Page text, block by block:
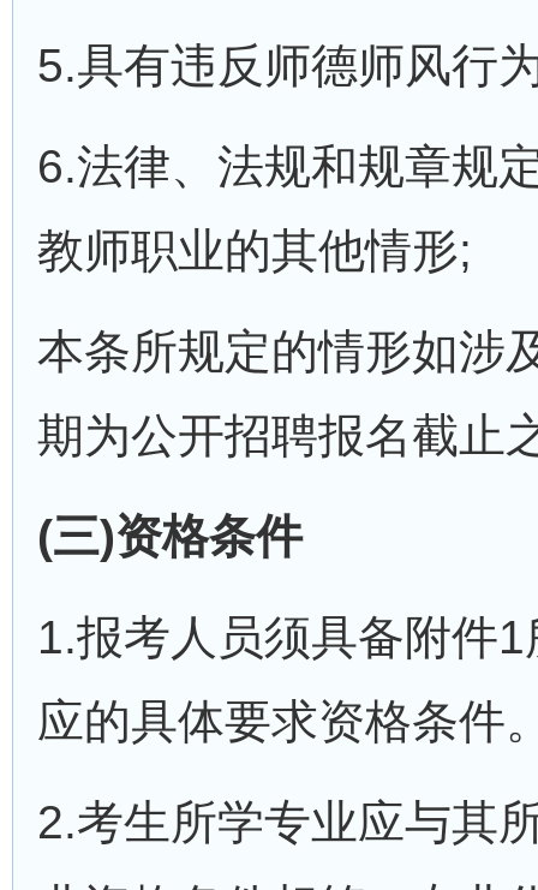
5.具有违反师德师风行
6.法律、法规和规章规
教师职业的其他情形;
本条所规定的情形如涉
期为公开招聘报名截止
(三)资格条件
1.报考人员须具备附件
应的具体要求资格条件
2.考生所学专业应与其